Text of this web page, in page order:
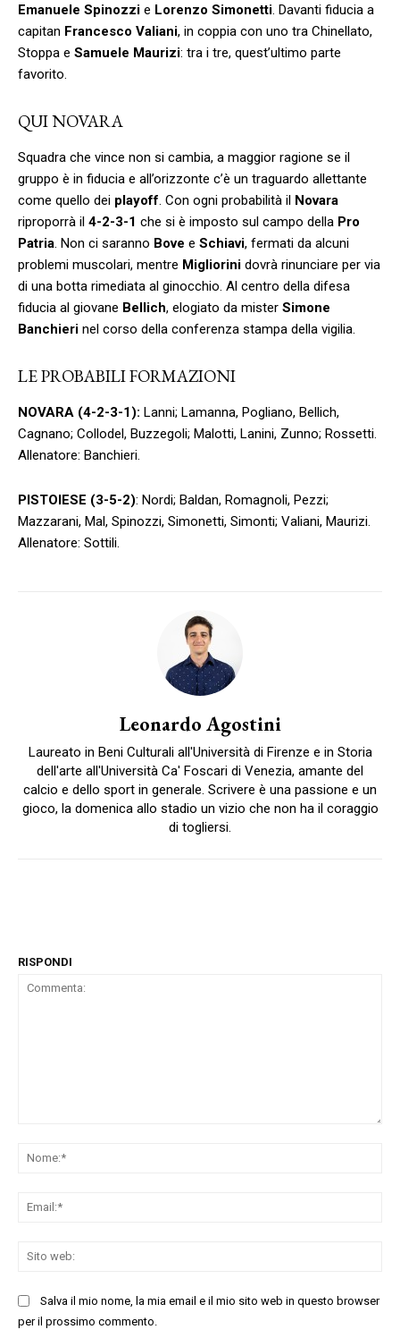
Emanuele Spinozzi e Lorenzo Simonetti. Davanti fiducia a
capitan Francesco Valiani, in coppia con uno tra Chinellato,
Stoppa e Samuele Maurizi: tra i tre, quest’ultimo parte
favorito.
QUI NOVARA
Squadra che vince non si cambia, a maggior ragione se il
gruppo è in fiducia e all’orizzonte c’è un traguardo allettante
come quello dei playoff. Con ogni probabilità il Novara
riproporrà il 4-2-3-1 che si è imposto sul campo della Pro
Patria. Non ci saranno Bove e Schiavi, fermati da alcuni
problemi muscolari, mentre Migliorini dovrà rinunciare per via
di una botta rimediata al ginocchio. Al centro della difesa
fiducia al giovane Bellich, elogiato da mister Simone
Banchieri nel corso della conferenza stampa della vigilia.
LE PROBABILI FORMAZIONI
NOVARA (4-2-3-1): Lanni; Lamanna, Pogliano, Bellich,
Cagnano; Collodel, Buzzegoli; Malotti, Lanini, Zunno; Rossetti.
Allenatore: Banchieri.
PISTOIESE (3-5-2): Nordi; Baldan, Romagnoli, Pezzi;
Mazzarani, Mal, Spinozzi, Simonetti, Simonti; Valiani, Maurizi.
Allenatore: Sottili.
Leonardo Agostini
Laureato in Beni Culturali all'Università di Firenze e in Storia
dell'arte all'Università Ca' Foscari di Venezia, amante del
calcio e dello sport in generale. Scrivere è una passione e un
gioco, la domenica allo stadio un vizio che non ha il coraggio
di togliersi.
RISPONDI
Salva il mio nome, la mia email e il mio sito web in questo browser
per il prossimo commento.